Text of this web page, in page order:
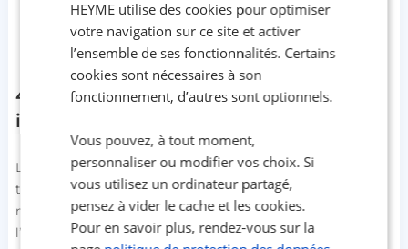
posture droite et ouverte, regarde le jury dans les yeux
pour établir une connexion, et accompagne tes propos
de gestes naturels qui renforcent ton message.
4. Anticiper les questions et
interrogations du jury
Le jury ne se contentera pas d’évaluer lasoutenance
ton
, il testera également ta capacité à répondre de
manière pertinente à ses questions. Cet échange est
l’occasion de montrer ta maîtrise du sujet, mais il peut
HEYME utilise des cookies pour optimiser
votre navigation sur ce site et activer
l’ensemble de ses fonctionnalités. Certains
cookies sont nécessaires à son
fonctionnement, d’autres sont optionnels.
Vous pouvez, à tout moment,
personnaliser ou modifier vos choix. Si
vous utilisez un ordinateur partagé,
pensez à vider le cache et les cookies.
Pour en savoir plus, rendez-vous sur la